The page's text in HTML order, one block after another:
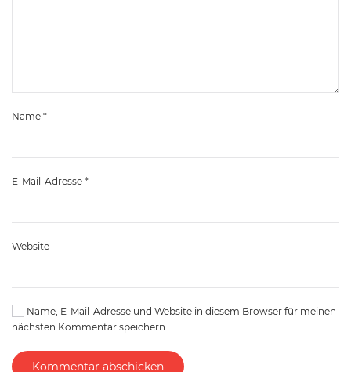
Name *
E-Mail-Adresse *
Website
Name, E-Mail-Adresse und Website in diesem Browser für meinen
nächsten Kommentar speichern.
Kommentar abschicken